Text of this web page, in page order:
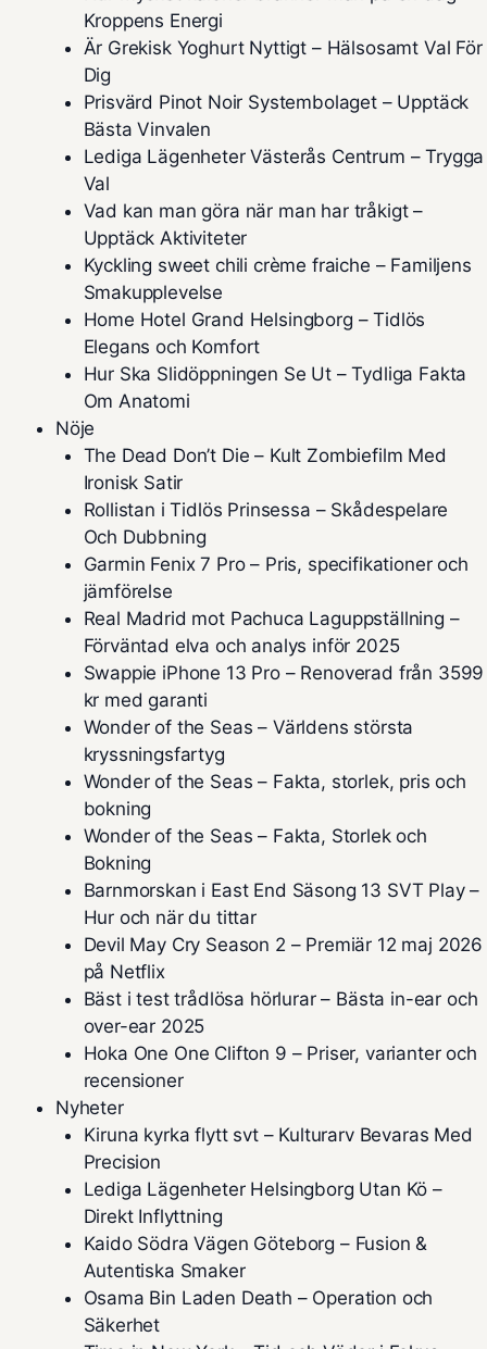
Kroppens Energi
Är Grekisk Yoghurt Nyttigt – Hälsosamt Val För
Dig
Prisvärd Pinot Noir Systembolaget – Upptäck
Bästa Vinvalen
Lediga Lägenheter Västerås Centrum – Trygga
Val
Vad kan man göra när man har tråkigt –
Upptäck Aktiviteter
Kyckling sweet chili crème fraiche – Familjens
Smakupplevelse
Home Hotel Grand Helsingborg – Tidlös
Elegans och Komfort
Hur Ska Slidöppningen Se Ut – Tydliga Fakta
Om Anatomi
Nöje
The Dead Don’t Die – Kult Zombiefilm Med
Ironisk Satir
Rollistan i Tidlös Prinsessa – Skådespelare
Och Dubbning
Garmin Fenix 7 Pro – Pris, specifikationer och
jämförelse
Real Madrid mot Pachuca Laguppställning –
Förväntad elva och analys inför 2025
Swappie iPhone 13 Pro – Renoverad från 3599
kr med garanti
Wonder of the Seas – Världens största
kryssningsfartyg
Wonder of the Seas – Fakta, storlek, pris och
bokning
Wonder of the Seas – Fakta, Storlek och
Bokning
Barnmorskan i East End Säsong 13 SVT Play –
Hur och när du tittar
Devil May Cry Season 2 – Premiär 12 maj 2026
på Netflix
Bäst i test trådlösa hörlurar – Bästa in-ear och
over-ear 2025
Hoka One One Clifton 9 – Priser, varianter och
recensioner
Nyheter
Kiruna kyrka flytt svt – Kulturarv Bevaras Med
Precision
Lediga Lägenheter Helsingborg Utan Kö –
Direkt Inflyttning
Kaido Södra Vägen Göteborg – Fusion &
Autentiska Smaker
Osama Bin Laden Death – Operation och
Säkerhet